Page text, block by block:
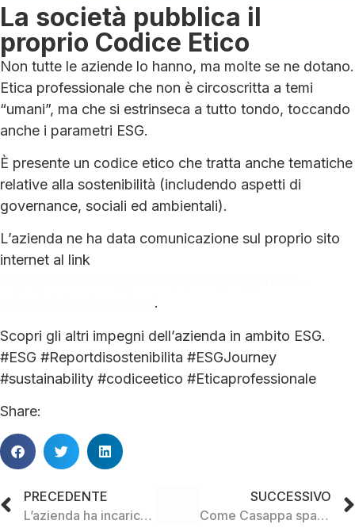
La società pubblica il
proprio Codice Etico
Non tutte le aziende lo hanno, ma molte se ne dotano.
Etica professionale che non è circoscritta a temi
“umani”, ma che si estrinseca a tutto tondo, toccando
anche i parametri ESG.
È presente un codice etico che tratta anche tematiche
relative alla sostenibilità (includendo aspetti di
governance, sociali ed ambientali).
L’azienda ne ha data comunicazione sul proprio sito
internet al link
.
Scopri gli altri impegni dell’azienda in ambito ESG.
#ESG #Reportdisostenibilita #ESGJourney
#sustainability #codiceetico #Eticaprofessionale
Share:
PRECEDENTE
L’azienda ha incaricato una persona dedicata alla sostenibilità
SUCCESSIVO
Come Casappa spa monitora la propria organizzazione interna ed i rischi